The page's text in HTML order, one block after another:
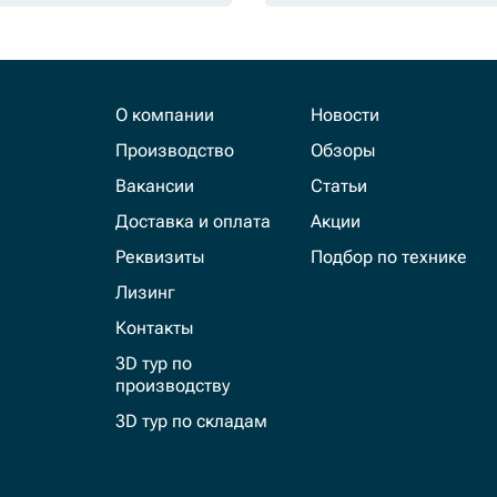
О компании
Производство
Вакансии
Доставка и оплата
Реквизиты
Лизинг
Контакты
3D тур по
производству
3D тур по складам
Новости
Обзоры
Статьи
Акции
Подбор по технике